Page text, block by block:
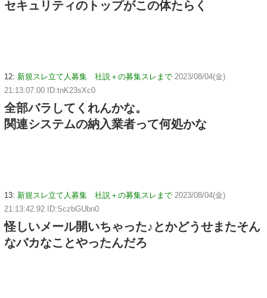
セキュリティのトップがこの体たらく
12: 新規スレ立て人募集 社説＋の募集スレまで 2023/08/04(金)
21:13:07.00 ID:tnK23sXc0
全部バラしてくれんかな。
関連システムの納入業者って何処かな
13: 新規スレ立て人募集 社説＋の募集スレまで 2023/08/04(金)
21:13:42.92 ID:SczbGUbn0
怪しいメール開いちゃった♪とかどうせまたそん
なバカなことやったんだろ